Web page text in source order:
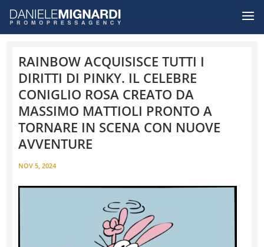
RAINBOW ACQUISISCE TUTTI I
DIRITTI DI PINKY. IL CELEBRE
CONIGLIO ROSA CREATO DA
MASSIMO MATTIOLI PRONTO A
TORNARE IN SCENA CON NUOVE
AVVENTURE
NOV 5, 2024